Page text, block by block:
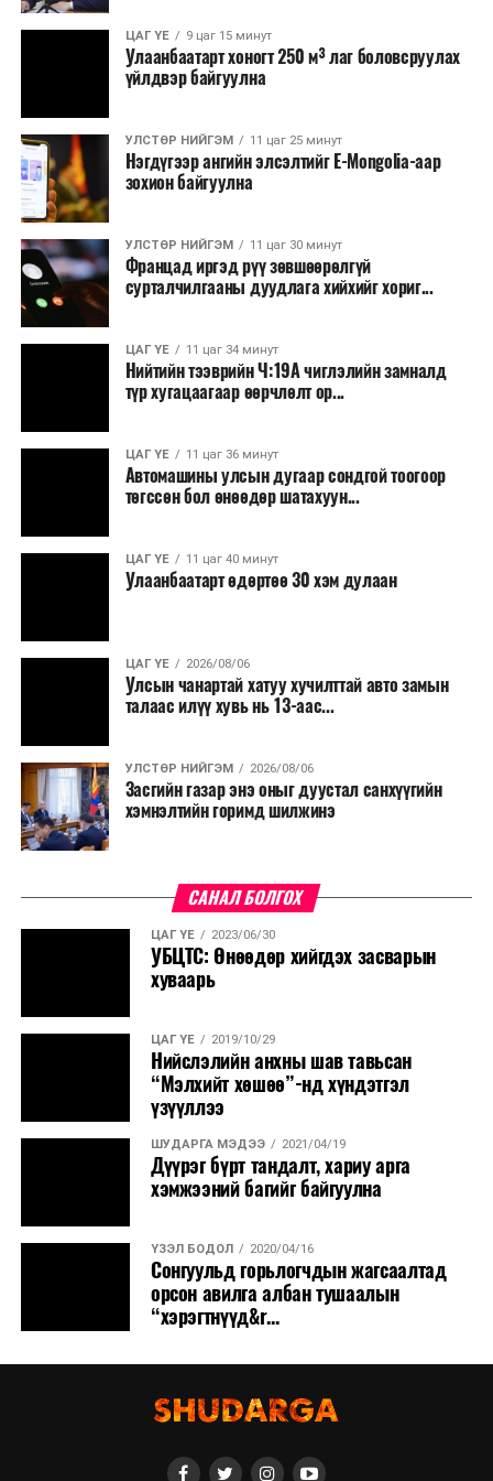
Зайлшгүй шаардлагагүй тоног төхөөрөмж,
тавилга, автомашин худалдан авах;
Батлан хамгаалах, хууль зүйн салбараас бусад
Хуулиар заавал мэдээлэхээс бусад кино,
контент, хэвлэлийн зардал;
Заавал олгохоос бусад тэтгэмж, урамшуулал.
Санхүүгийн хэмнэлтийн горимыг 2026 оны
арванхоёрдугаар сарын 31 хүртэл мөрдөнө. Харин
эрүүл мэндийн салбар уг хэмнэлтийн горимд
хамрагдахгүй бөгөөд цэцэрлэг, сургуулийн хүүхдийн
эрт илрүүлэг, вакцинжуулалт, томуу, томуу төст
өвчний эсрэг арга хэмжээ зэрэг зайлшгүй
үргэлжилнэ гэж Ерөнхий сайд Н.Учрал онцоллоо.
Мөн бүх шатны төсвийн ерөнхийлөн захирагч нарт
салбар бүрдээ урсгал зардлыг 20 хувиар бууруулах,
нөхөн томилгоо хийхгүй байх, аялал, амралт, зугаалга,
хамт олны урлаг, спортын арга хэмжээг зохион
байгуулахгүй байх, төрийн албанд шинэ орон тоо бий
сургалтыг цахим хэлбэрт шилжүүлэх, төрийн албан
хаагчдыг зарим өдрүүдэд цахимаар ажиллуулах арга
хэмжээг үргэлжлүүлэхийг үүрэг болголоо.
Төсвийн сахилга бат сайжирч, эдийн засгийн нөхцөл
байдал хэвийн болсон тохиолдолд эдгээр
хязгаарлалтыг үе шаттайгаар сулруулах юм.
ЦАГ ҮЕ 9 цаг 15 минут
Улаанбаатарт хоногт 250 м³ лаг боловсруулах
үйлдвэр байгуулна
УЛСТӨР НИЙГЭМ 11 цаг 25 минут
Нэгдүгээр ангийн элсэлтийг E-Mongolia-аар
зохион байгуулна
УЛСТӨР НИЙГЭМ 11 цаг 30 минут
Францад иргэд рүү зөвшөөрөлгүй
сурталчилгааны дуудлага хийхийг хориг...
ЦАГ ҮЕ 11 цаг 34 минут
Нийтийн тээврийн Ч:19А чиглэлийн замналд
түр хугацаагаар өөрчлөлт ор...
ЦАГ ҮЕ 11 цаг 36 минут
Автомашины улсын дугаар сондгой тоогоор
төгссөн бол өнөөдөр шатахуун...
ЦАГ ҮЕ 11 цаг 40 минут
Улаанбаатарт өдөртөө 30 хэм дулаан
ЦАГ ҮЕ 2026/08/06
Улсын чанартай хатуу хучилттай авто замын
талаас илүү хувь нь 13-аас...
УЛСТӨР НИЙГЭМ 2026/08/06
Засгийн газар энэ оныг дуустал санхүүгийн
хэмнэлтийн горимд шилжинэ
САНАЛ БОЛГОХ
ЦАГ ҮЕ 2023/06/30
УБЦТС: Өнөөдөр хийгдэх засварын
хуваарь
ЦАГ ҮЕ 2019/10/29
Нийслэлийн анхны шав тавьсан
“Мэлхийт хөшөө”-нд хүндэтгэл
үзүүллээ
ШУДАРГА МЭДЭЭ 2021/04/19
Дүүрэг бүрт тандалт, хариу арга
хэмжээний багийг байгуулна
ҮЗЭЛ БОДОЛ 2020/04/16
Сонгуульд горьлогчдын жагсаалтад
орсон авилга албан тушаалын
“хэрэгтнүүд&r...